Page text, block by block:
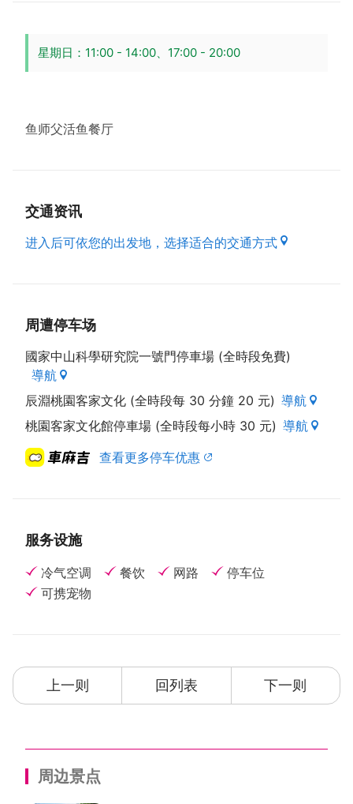
星期日：11:00 - 14:00、17:00 - 20:00
鱼师父活鱼餐厅
交通资讯
进入后可依您的出发地，选择适合的交通方式
周遭停车场
國家中山科學研究院一號門停車場 (全時段免費)
導航
辰淵桃園客家文化 (全時段每 30 分鐘 20 元) 導航
桃園客家文化館停車場 (全時段每小時 30 元) 導航
查看更多停车优惠
服务设施
冷气空调 餐饮 网路
停车位
可携宠物
上一则 回列表 下一则
周边景点